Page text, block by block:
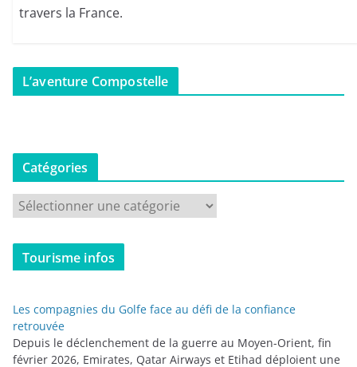
travers la France.
L’aventure Compostelle
Catégories
t
o
r
i
e
Tourisme infos
Les compagnies du Golfe face au défi de la confiance
retrouvée
Depuis le déclenchement de la guerre au Moyen-Orient, fin
février 2026, Emirates, Qatar Airways et Etihad déploient une